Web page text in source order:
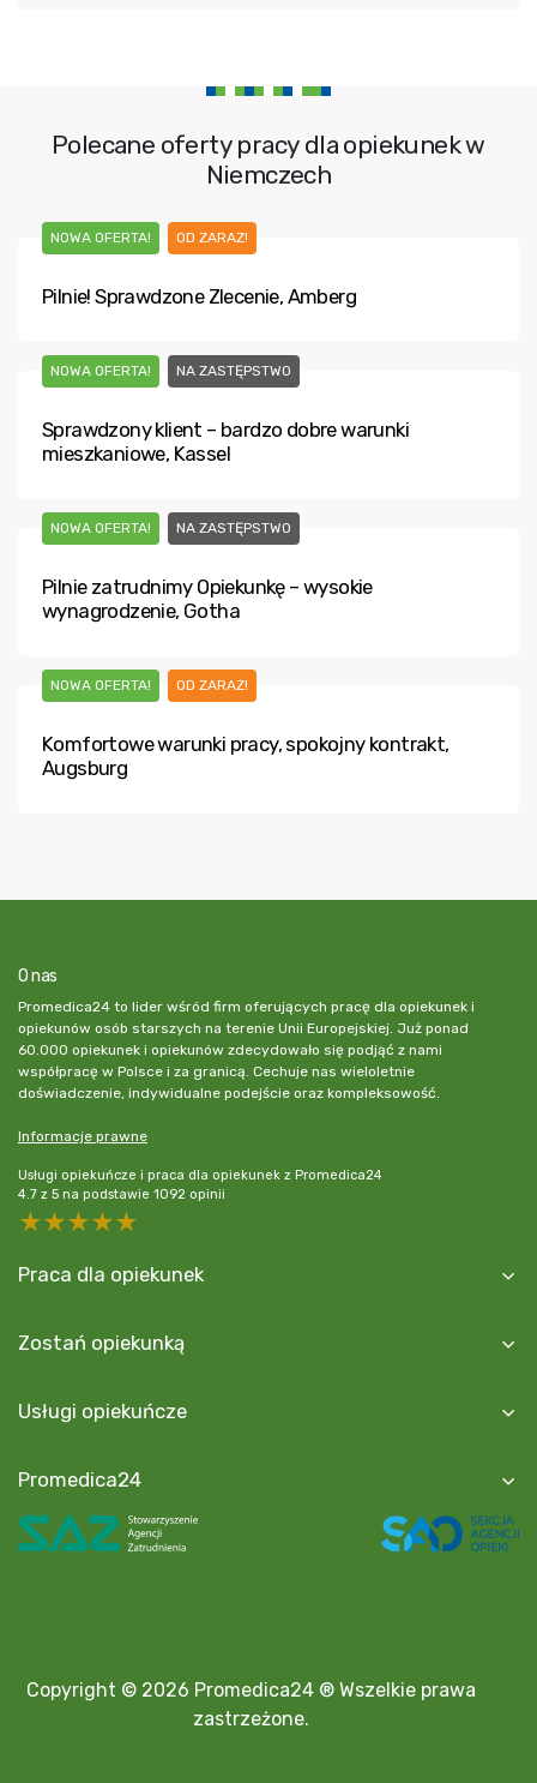
Polecane oferty pracy dla opiekunek w
Niemczech
NOWA OFERTA! OD ZARAZ!
Pilnie! Sprawdzone Zlecenie, Amberg
NOWA OFERTA! NA ZASTĘPSTWO
Sprawdzony klient – bardzo dobre warunki
mieszkaniowe, Kassel
NOWA OFERTA! NA ZASTĘPSTWO
Pilnie zatrudnimy Opiekunkę – wysokie
wynagrodzenie, Gotha
NOWA OFERTA! OD ZARAZ!
Komfortowe warunki pracy, spokojny kontrakt,
Augsburg
O nas
Promedica24 to lider wśród firm oferujących pracę dla opiekunek i
opiekunów osób starszych na terenie Unii Europejskiej. Już ponad
60.000 opiekunek i opiekunów zdecydowało się podjąć z nami
współpracę w Polsce i za granicą. Cechuje nas wieloletnie
doświadczenie, indywidualne podejście oraz kompleksowość.
Informacje prawne
Usługi opiekuńcze i praca dla opiekunek z Promedica24
4.7 z 5 na podstawie 1092 opinii
5 stars
4 stars
3 stars
2 stars
Praca dla opiekunek
Zostań opiekunką
Usługi opiekuńcze
Promedica24
Copyright © 2026 Promedica24 ® Wszelkie prawa
zastrzeżone.